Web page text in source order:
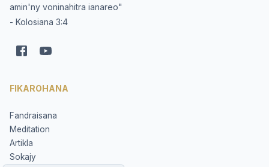
amin'ny voninahitra ianareo"
- Kolosiana 3:4
FIKAROHANA
Fandraisana
Meditation
Artikla
Sokajy